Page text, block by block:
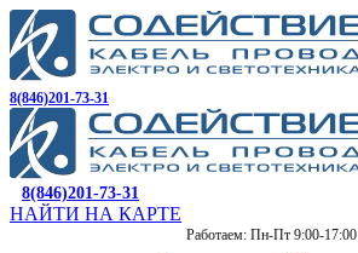
8(846)201-73-31
8(846)201-73-31
НАЙТИ НА КАРТЕ
Работаем: Пн-Пт 9:00-17:00